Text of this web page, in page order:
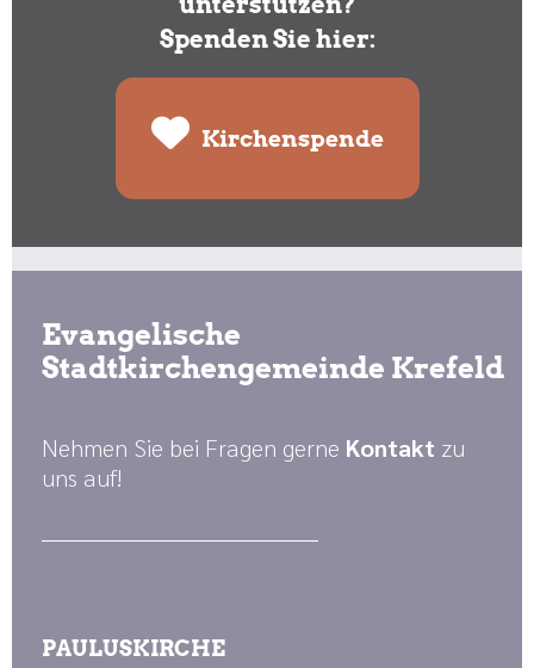
Spenden Sie hier:
Kirchenspende
Evangelische
Stadtkirchengemeinde Krefeld
Nehmen Sie bei Fragen gerne Kontakt zu
uns auf!
PAULUSKIRCHE